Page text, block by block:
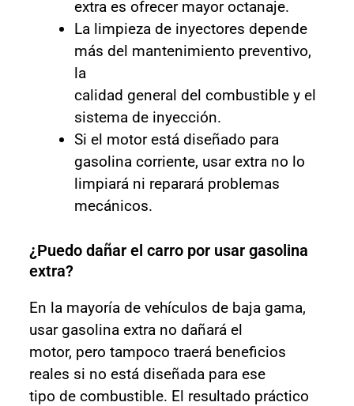
extra es ofrecer mayor octanaje.
La limpieza de inyectores depende
más del mantenimiento preventivo,
la
calidad general del combustible y el
sistema de inyección.
Si el motor está diseñado para
gasolina corriente, usar extra no lo
limpiará ni reparará problemas
mecánicos.
¿Puedo dañar el carro por usar gasolina
extra?
En la mayoría de vehículos de baja gama,
usar gasolina extra no dañará el
motor, pero tampoco traerá beneficios
reales si no está diseñada para ese
tipo de combustible. El resultado práctico